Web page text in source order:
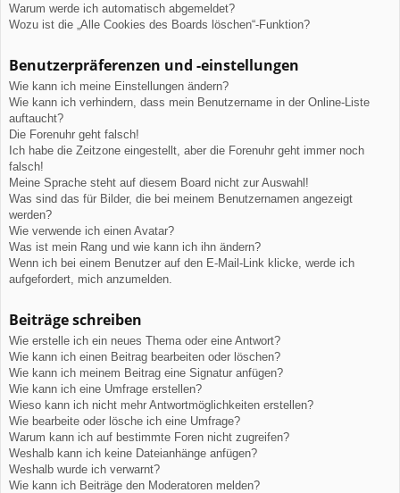
Warum werde ich automatisch abgemeldet?
Wozu ist die „Alle Cookies des Boards löschen“-Funktion?
Benutzerpräferenzen und -einstellungen
Wie kann ich meine Einstellungen ändern?
Wie kann ich verhindern, dass mein Benutzername in der Online-Liste
auftaucht?
Die Forenuhr geht falsch!
Ich habe die Zeitzone eingestellt, aber die Forenuhr geht immer noch
falsch!
Meine Sprache steht auf diesem Board nicht zur Auswahl!
Was sind das für Bilder, die bei meinem Benutzernamen angezeigt
werden?
Wie verwende ich einen Avatar?
Was ist mein Rang und wie kann ich ihn ändern?
Wenn ich bei einem Benutzer auf den E-Mail-Link klicke, werde ich
aufgefordert, mich anzumelden.
Beiträge schreiben
Wie erstelle ich ein neues Thema oder eine Antwort?
Wie kann ich einen Beitrag bearbeiten oder löschen?
Wie kann ich meinem Beitrag eine Signatur anfügen?
Wie kann ich eine Umfrage erstellen?
Wieso kann ich nicht mehr Antwortmöglichkeiten erstellen?
Wie bearbeite oder lösche ich eine Umfrage?
Warum kann ich auf bestimmte Foren nicht zugreifen?
Weshalb kann ich keine Dateianhänge anfügen?
Weshalb wurde ich verwarnt?
Wie kann ich Beiträge den Moderatoren melden?